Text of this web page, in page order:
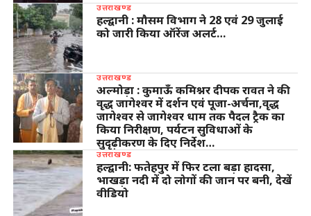
उत्तराखण्ड
हल्द्वानी : मौसम विभाग ने 28 एवं 29 जुलाई
को जारी किया ऑरेंज अलर्ट…
उत्तराखण्ड
अल्मोड़ा : कुमाऊँ कमिश्नर दीपक रावत ने की
वृद्ध जागेश्वर में दर्शन एवं पूजा-अर्चना,वृद्ध
जागेश्वर से जागेश्वर धाम तक पैदल ट्रैक का
किया निरीक्षण, पर्यटन सुविधाओं के
सुदृढ़ीकरण के दिए निर्देश…
उत्तराखण्ड
हल्द्वानी: फतेहपुर में फिर टला बड़ा हादसा,
भाखड़ा नदी में दो लोगों की जान पर बनी, देखें
वीडियो